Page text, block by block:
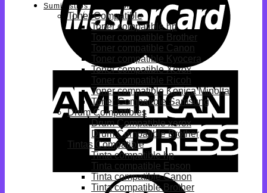
Suministros Compatibles
Toner Compatible
Toner compatible hp
Toner compatible Brother
Toner compatible Canon
Toner compatible Kyocera
Toner compatible Xerox
Toner compatible Ricoh
Toner compatible Konica Minolta
Toner Compatible Samsung
Drum Compatibles
Drum Compatible xerox
Drum Compatible Brother
Tintas Compatible
Tinta compatible hp
Tinta compatible Epson
Tinta compatible Canon
Tinta compatible Brother